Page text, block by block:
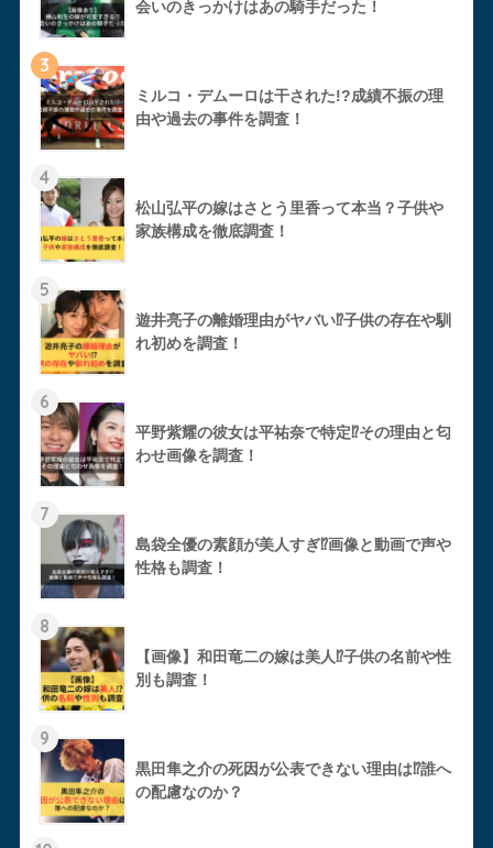
会いのきっかけはあの騎手だった！
3
ミルコ・デムーロは干された!?成績不振の理
由や過去の事件を調査！
4
松山弘平の嫁はさとう里香って本当？子供や
家族構成を徹底調査！
5
遊井亮子の離婚理由がヤバい⁉︎子供の存在や馴
れ初めを調査！
6
平野紫耀の彼女は平祐奈で特定⁉︎その理由と匂
わせ画像を調査！
7
島袋全優の素顔が美人すぎ⁉︎画像と動画で声や
性格も調査！
8
【画像】和田竜二の嫁は美人⁉︎子供の名前や性
別も調査！
9
黒田隼之介の死因が公表できない理由は⁉︎誰へ
の配慮なのか？